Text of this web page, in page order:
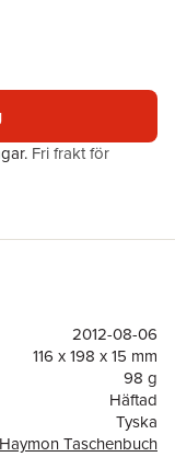
. Fri frakt för
2012-08-06
116 x 198 x 15 mm
98 g
Häftad
Tyska
Haymon Taschenbuch